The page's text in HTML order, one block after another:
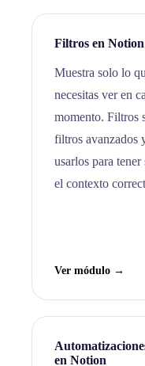
Filtros en Notion
Muestra solo lo
necesitas ver en
momento. Filtros
filtros avanzados
usarlos para tener
el contexto
Ver módulo →
en Notion